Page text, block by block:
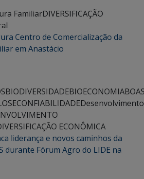
FamiliarDIVERSIFICAÇÃO
Centro de Comercialização da
em Anastácio
BIODIVERSIDADEBIOECONOMIA
CONFIABILIDADEDesenvolvimento
ECONÔMICA
liderança e novos caminhos da
durante Fórum Agro do LIDE na